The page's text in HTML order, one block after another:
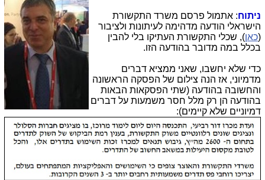
ניתוח: אתמול פרסם משרד התקשורת
הישראלי הודעה מדהימה לעיתונות ולציבור
(כאן), שכלי התקשורת העתיקו בלי להבין
בכלל במה מדובר בהודעה הזו.
כדי שלא יחשבו, שאני ממציא דברים
מדמיוני, אז הנה צילום של הפסקה הראשונה
והחשובה בהודעה (שתי הפסקאות הבאות
בהודעה הן רק מלל חסר משמעות על דברים
דמיוניים שלא קיימים):